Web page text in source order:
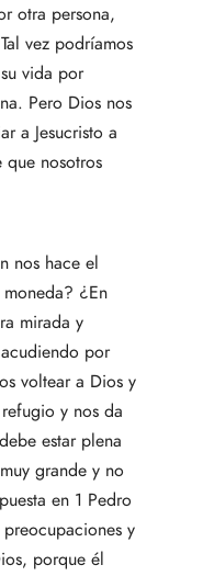
otra persona,
vez podríamos
vida por
Pero Dios nos
a Jesucristo a
nosotros
nos hace el
¿En
mirada y
por
voltear a Dios y
y nos da
estar plena
grande y no
en 1 Pedro
y
porque él